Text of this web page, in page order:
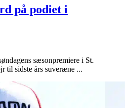
på podiet i
sæsonpremiere i St.
til sidste års suveræne ...